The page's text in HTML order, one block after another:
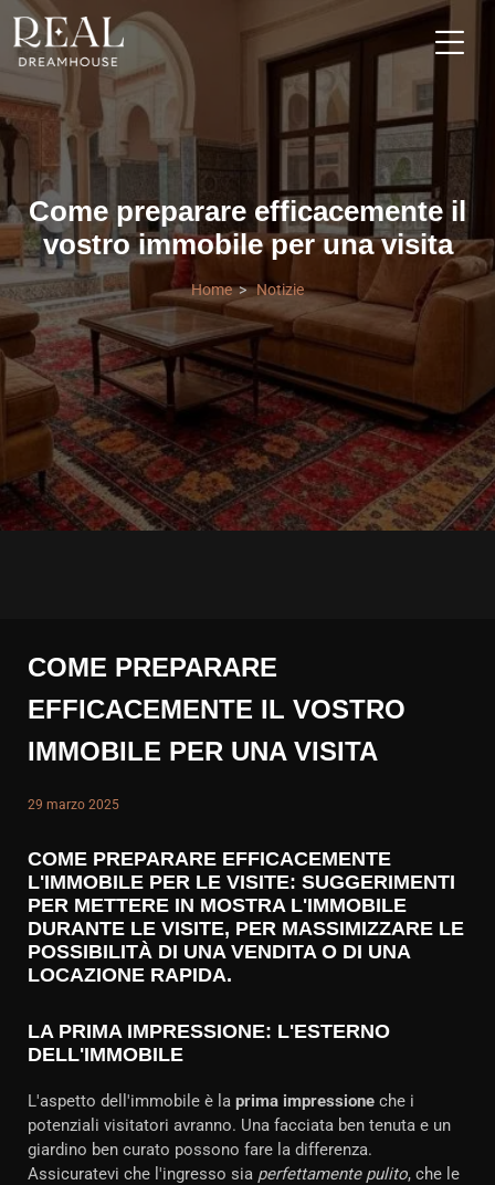
Come preparare efficacemente il
vostro immobile per una visita
Home Notizie
COME PREPARARE
EFFICACEMENTE IL VOSTRO
IMMOBILE PER UNA VISITA
29 marzo 2025
COME PREPARARE EFFICACEMENTE
L'IMMOBILE PER LE VISITE: SUGGERIMENTI
PER METTERE IN MOSTRA L'IMMOBILE
DURANTE LE VISITE, PER MASSIMIZZARE LE
POSSIBILITÀ DI UNA VENDITA O DI UNA
LOCAZIONE RAPIDA.
LA PRIMA IMPRESSIONE: L'ESTERNO
DELL'IMMOBILE
L'aspetto dell'immobile è la prima impressione che i
potenziali visitatori avranno. Una facciata ben tenuta e un
giardino ben curato possono fare la differenza.
Assicuratevi che l'ingresso sia perfettamente pulito, che le